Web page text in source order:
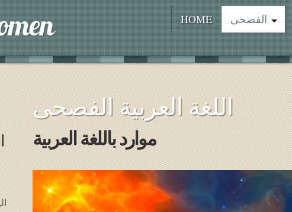
HOME الفصحى
اللغة العربية الفصحى
موارد باللغة العربية